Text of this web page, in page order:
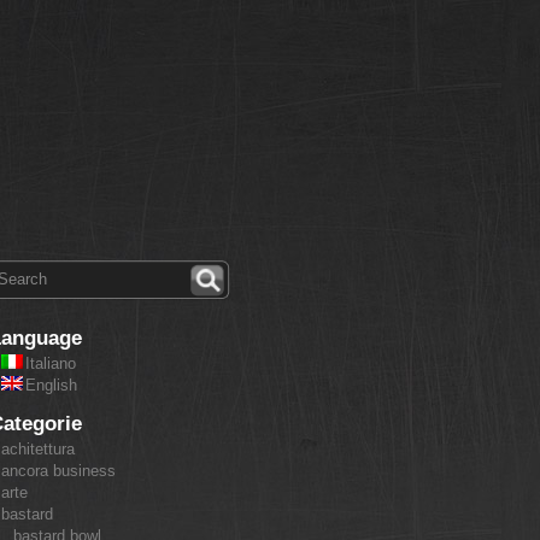
Italiano
English
achitettura
ancora business
arte
bastard
bastard bowl